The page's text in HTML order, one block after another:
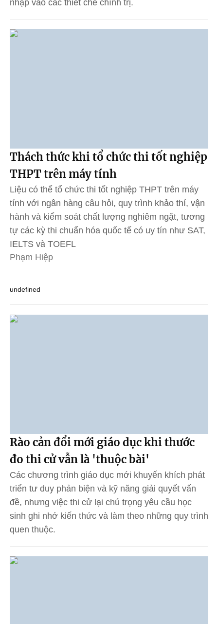
nhập vào các thiết chế chính trị.
Thách thức khi tổ chức thi tốt nghiệp
THPT trên máy tính
Liệu có thể tổ chức thi tốt nghiệp THPT trên máy
tính với ngân hàng câu hỏi, quy trình khảo thí, vận
hành và kiểm soát chất lượng nghiêm ngặt, tương
tự các kỳ thi chuẩn hóa quốc tế có uy tín như SAT,
IELTS và TOEFL
Phạm Hiệp
undefined
Rào cản đổi mới giáo dục khi thước
đo thi cử vẫn là 'thuộc bài'
Các chương trình giáo dục mới khuyến khích phát
triển tư duy phản biện và kỹ năng giải quyết vấn
đề, nhưng việc thi cử lại chú trọng yêu cầu học
sinh ghi nhớ kiến thức và làm theo những quy trình
quen thuộc.